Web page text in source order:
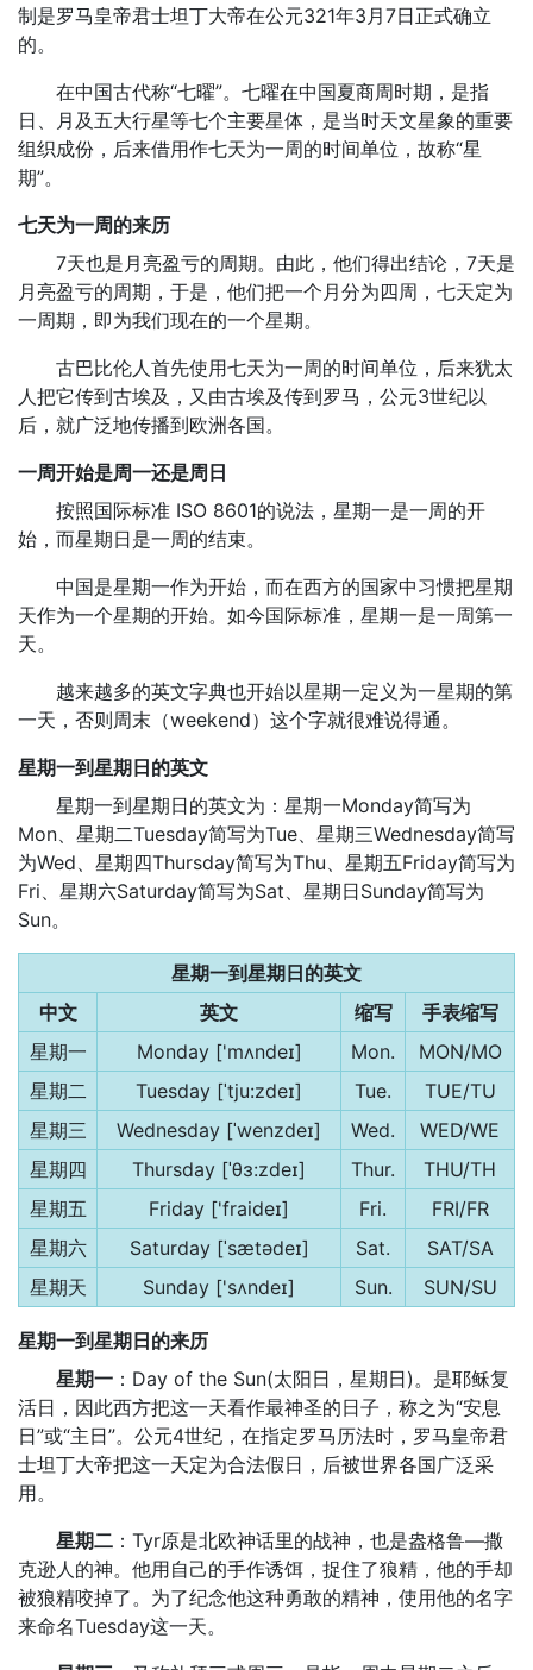
制是罗马皇帝君士坦丁大帝在公元321年3月7日正式确立
的。
在中国古代称“七曜”。七曜在中国夏商周时期，是指
日、月及五大行星等七个主要星体，是当时天文星象的重要
组织成份，后来借用作七天为一周的时间单位，故称“星
期”。
七天为一周的来历
7天也是月亮盈亏的周期。由此，他们得出结论，7天是
月亮盈亏的周期，于是，他们把一个月分为四周，七天定为
一周期，即为我们现在的一个星期。
古巴比伦人首先使用七天为一周的时间单位，后来犹太
人把它传到古埃及，又由古埃及传到罗马，公元3世纪以
后，就广泛地传播到欧洲各国。
一周开始是周一还是周日
按照国际标准 ISO 8601的说法，星期一是一周的开
始，而星期日是一周的结束。
中国是星期一作为开始，而在西方的国家中习惯把星期
天作为一个星期的开始。如今国际标准，星期一是一周第一
天。
越来越多的英文字典也开始以星期一定义为一星期的第
一天，否则周末（weekend）这个字就很难说得通。
星期一到星期日的英文
星期一到星期日的英文为：星期一Monday简写为
Mon、星期二Tuesday简写为Tue、星期三Wednesday简写
为Wed、星期四Thursday简写为Thu、星期五Friday简写为
Fri、星期六Saturday简写为Sat、星期日Sunday简写为
Sun。
星期一到星期日的英文
中文
英文 缩写
手表缩写
星期一
Monday ['mʌndeɪ] Mon.
MON/MO
星期二
Tuesday [ˈtju:zdeɪ] Tue.
TUE/TU
星期三
Wednesday [ˈwenzdeɪ] Wed.
WED/WE
星期四
Thursday [ˈθɜ:zdeɪ] Thur.
THU/TH
星期五
Friday ['fraideɪ] Fri.
FRI/FR
星期六
Saturday [ˈsætədeɪ] Sat.
SAT/SA
星期天
Sunday ['sʌndeɪ] Sun. SUN/SU
星期一到星期日的来历
星期一 ：Day of the Sun(太阳日，星期日)。是耶稣复
活日，因此西方把这一天看作最神圣的日子，称之为“安息
日”或“主日”。公元4世纪，在指定罗马历法时，罗马皇帝君
士坦丁大帝把这一天定为合法假日，后被世界各国广泛采
用。
星期二 ：Tyr原是北欧神话里的战神，也是盎格鲁—撒
克逊人的神。他用自己的手作诱饵，捉住了狼精，他的手却
被狼精咬掉了。为了纪念他这种勇敢的精神，使用他的名字
来命名Tuesday这一天。